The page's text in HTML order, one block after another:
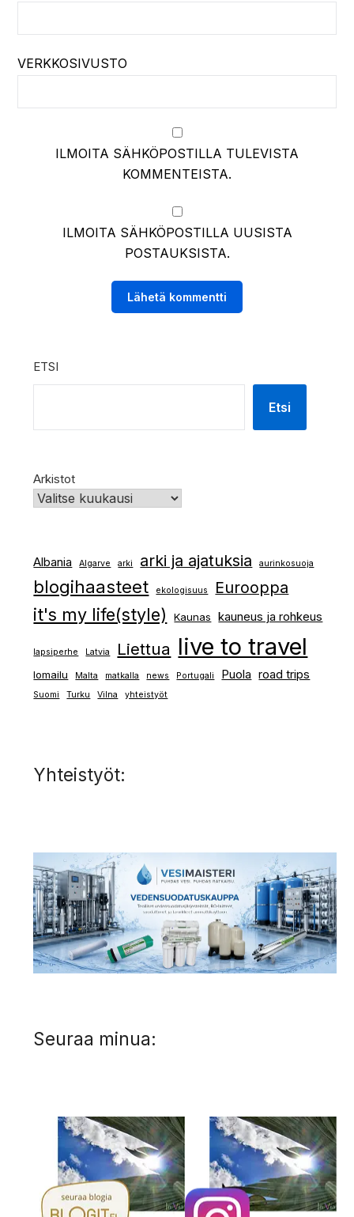
VERKKOSIVUSTO
ILMOITA SÄHKÖPOSTILLA TULEVISTA
KOMMENTEISTA.
ILMOITA SÄHKÖPOSTILLA UUSISTA
POSTAUKSISTA.
ETSI
Etsi
Arkistot
Albania Algarve arki arki ja ajatuksia aurinkosuoja
blogihaasteet ekologisuus Eurooppa
it's my life(style) Kaunas kauneus ja rohkeus
lapsiperhe Latvia Liettua live to travel
lomailu Malta matkalla news Portugali Puola road trips
Suomi Turku Vilna yhteistyöt
Yhteistyöt:
Seuraa minua: